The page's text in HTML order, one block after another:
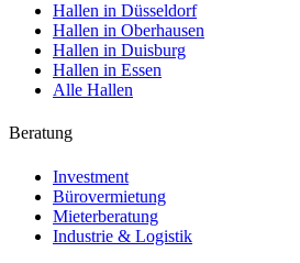
Hallen in Düsseldorf
Hallen in Oberhausen
Hallen in Duisburg
Hallen in Essen
Alle Hallen
Beratung
Investment
Bürovermietung
Mieterberatung
Industrie & Logistik